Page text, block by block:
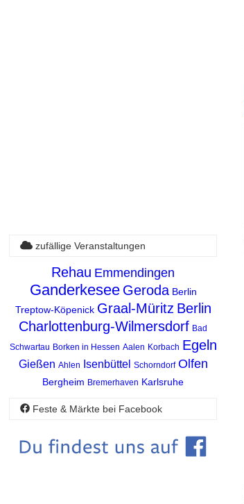
zufällige Veranstaltungen
Rehau Emmendingen
Ganderkesee Geroda Berlin
Treptow-Köpenick Graal-Müritz Berlin
Charlottenburg-Wilmersdorf Bad
Schwartau Borken in Hessen Aalen Korbach Egeln
Gießen Ahlen Isenbüttel Schorndorf Olfen
Bergheim Bremerhaven Karlsruhe
Feste & Märkte bei Facebook